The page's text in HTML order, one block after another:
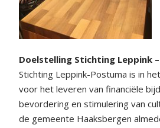
Doelstelling Stichting Leppink
Stichting Leppink-Postuma is in
voor het leveren van financiële
bevordering en stimulering van
de gemeente Haaksbergen